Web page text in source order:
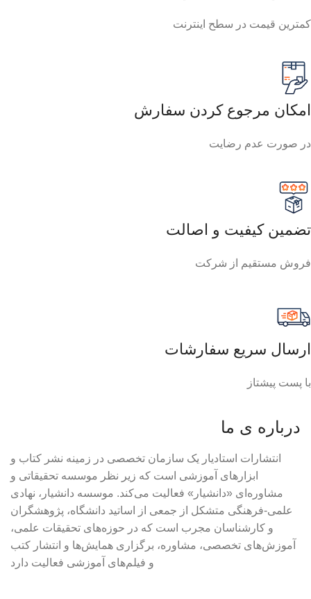
کمترین قیمت در سطح اینترنت
امکان مرجوع کردن سفارش
در صورت عدم رضایت
تضمین کیفیت و اصالت
فروش مستقیم از شرکت
ارسال سریع سفارشات
با پست پیشتاز
درباره ی ما
انتشارات استادیار یک سازمان تخصصی در زمینه نشر کتاب و
ابزارهای آموزشی است که زیر نظر موسسه تحقیقاتی و
مشاوره‌ای «دانشیار» فعالیت می‌کند. موسسه دانشیار، نهادی
علمی-فرهنگی متشکل از جمعی از اساتید دانشگاه، پژوهشگران
و کارشناسان مجرب است که در حوزه‌های تحقیقات علمی،
آموزش‌های تخصصی، مشاوره، برگزاری همایش‌ها و انتشار کتب
و فیلم‌های آموزشی فعالیت دارد